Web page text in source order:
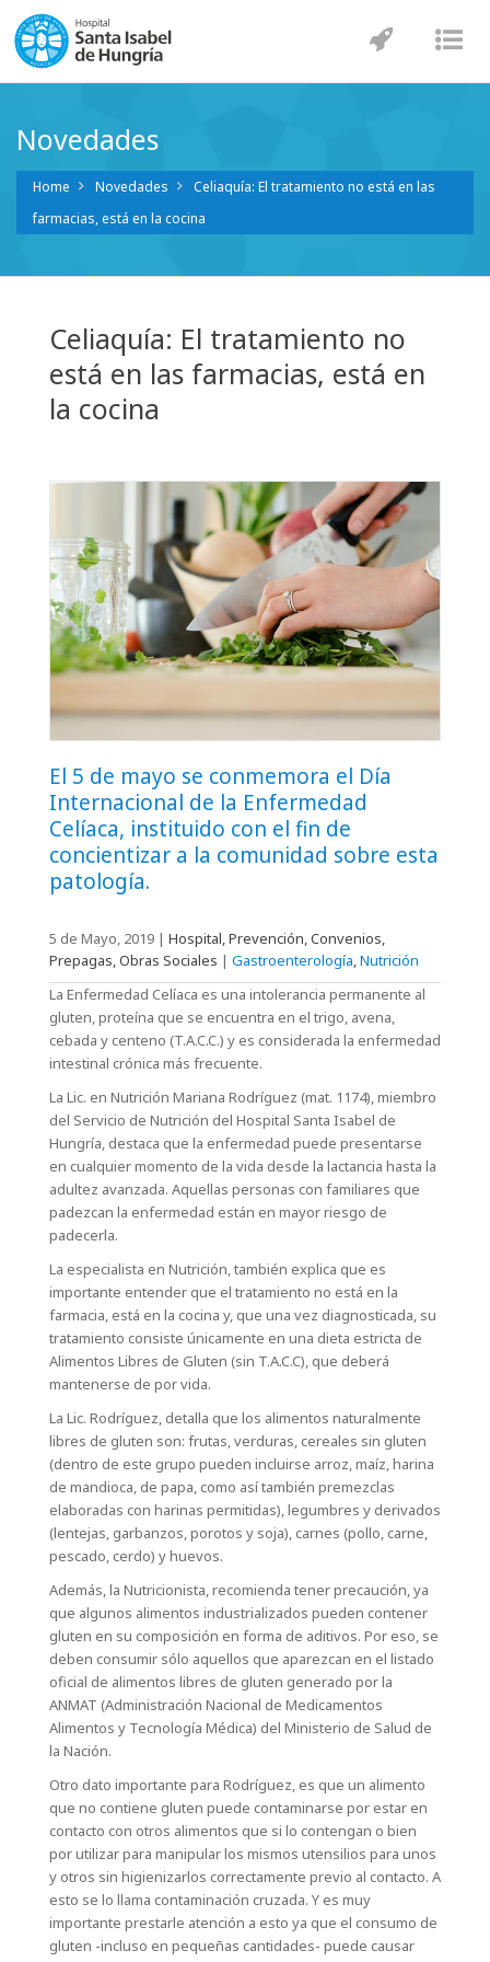
Novedades
Home Novedades
Celiaquía: El tratamiento no está en las
farmacias, está en la cocina
Celiaquía: El tratamiento no
está en las farmacias, está en
la cocina
El 5 de mayo se conmemora el Día
Internacional de la Enfermedad
Celíaca, instituido con el fin de
concientizar a la comunidad sobre esta
patología.
5 de Mayo, 2019 | Hospital, Prevención, Convenios,
Prepagas, Obras Sociales | Gastroenterología,Nutrición
La Enfermedad Celíaca es una intolerancia permanente al
gluten, proteína que se encuentra en el trigo, avena,
cebada y centeno (T.A.C.C.) y es considerada la enfermedad
intestinal crónica más frecuente.
La Lic. en Nutrición Mariana Rodríguez (mat. 1174), miembro
del Servicio de Nutrición del Hospital Santa Isabel de
Hungría, destaca que la enfermedad puede presentarse
en cualquier momento de la vida desde la lactancia hasta la
adultez avanzada. Aquellas personas con familiares que
padezcan la enfermedad están en mayor riesgo de
padecerla.
La especialista en Nutrición, también explica que es
importante entender que el tratamiento no está en la
farmacia, está en la cocina y, que una vez diagnosticada, su
tratamiento consiste únicamente en una dieta estricta de
Alimentos Libres de Gluten (sin T.A.C.C), que deberá
mantenerse de por vida.
La Lic. Rodríguez, detalla que los alimentos naturalmente
libres de gluten son: frutas, verduras, cereales sin gluten
(dentro de este grupo pueden incluirse arroz, maíz, harina
de mandioca, de papa, como así también premezclas
elaboradas con harinas permitidas), legumbres y derivados
(lentejas, garbanzos, porotos y soja), carnes (pollo, carne,
pescado, cerdo) y huevos.
Además, la Nutricionista, recomienda tener precaución, ya
que algunos alimentos industrializados pueden contener
gluten en su composición en forma de aditivos. Por eso, se
deben consumir sólo aquellos que aparezcan en el listado
oficial de alimentos libres de gluten generado por la
ANMAT (Administración Nacional de Medicamentos
Alimentos y Tecnología Médica) del Ministerio de Salud de
la Nación.
Otro dato importante para Rodríguez, es que un alimento
que no contiene gluten puede contaminarse por estar en
contacto con otros alimentos que si lo contengan o bien
por utilizar para manipular los mismos utensilios para unos
y otros sin higienizarlos correctamente previo al contacto. A
esto se lo llama contaminación cruzada. Y es muy
importante prestarle atención a esto ya que el consumo de
gluten -incluso en pequeñas cantidades- puede causar